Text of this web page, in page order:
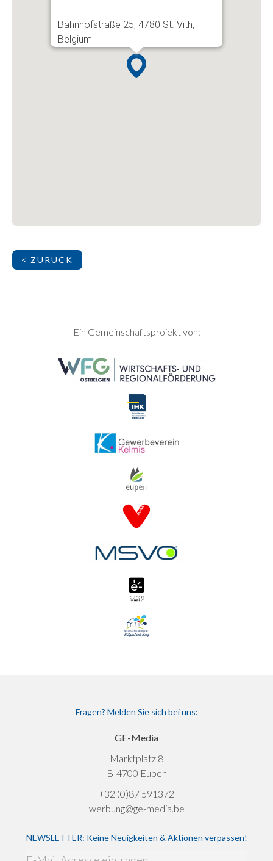
Bahnhofstraße 25, 4780 St. Vith,
Belgium
< ZURÜCK
SEITENFUSSEin Gemeinschaftsprojekt von:
Fragen? Melden Sie sich bei uns:
GE-Media
Marktplatz 8
B-4700 Eupen
+32 (0)87 591372
werbung@ge-media.be
NEWSLETTER: Keine Neuigkeiten & Aktionen verpassen!